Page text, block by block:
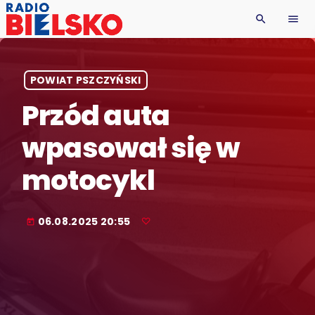
search menu
POWIAT PSZCZYŃSKI
Przód auta
wpasował się w
motocykl
today 06.08.2025 20:55